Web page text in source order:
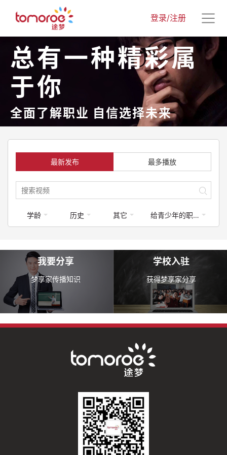
登录/注册
总有一种精彩属
于你
全面了解职业 自信选择未来
最新发布 最多播放
学龄 历史 其它 给青少年的职业启蒙课
我要分享
梦享家传播知识
学校入驻
获得梦享家分享